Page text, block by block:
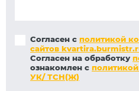
Согласен с политикой
сайтов
Согласен на обработку
ознакомлен с
УК/ ТСН(Ж)